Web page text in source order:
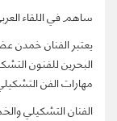
ساهم في اللقاء
يعتبر الفنان خمدن
البحرين للفنون
مهارات الفن
الفنان التشكيلي